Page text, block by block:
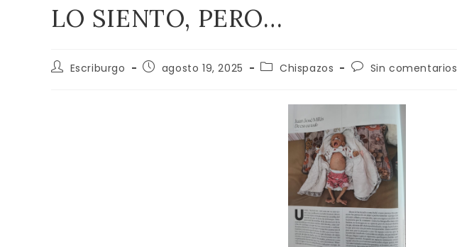
LO SIENTO, PERO…
AutorEscriburgo
Publicación
agosto 19, 2025
Categoría
entrada:
Chispazos
Comentarios
entrada:
Sin comentarios